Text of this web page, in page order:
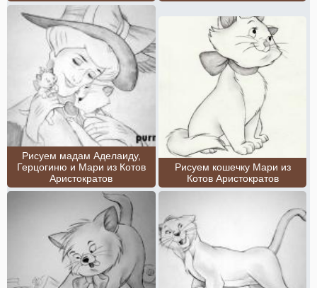
Рисуем мадам Аделаиду,
Герцогиню и Мари из Котов
Аристократов
Рисуем кошечку Мари из
Котов Аристократов